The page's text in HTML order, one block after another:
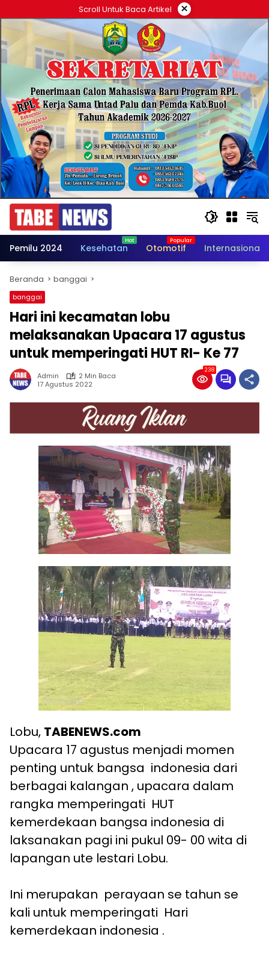
ke
konten
Scroll Untuk Baca Artikel ×
Pemilu 2024 Kesehatan Otomotif Internasional
Beranda banggai
banggai
Hari ini kecamatan lobu
melaksanakan Upacara 17 agustus
untuk memperingati HUT RI- Ke 77
Admin
2 Min Baca
17 Agustus 2022
238
Lobu, TABENEWS.com
Upacara 17 agustus menjadi momen
penting untuk bangsa indonesia dari
berbagai kalangan , upacara dalam
rangka memperingati HUT
kemerdekaan bangsa indonesia di
laksanakan pagi ini pukul 09- 00 wita di
lapangan ute lestari Lobu.
Ini merupakan perayaan se tahun se
kali untuk memperingati Hari
kemerdekaan indonesia .